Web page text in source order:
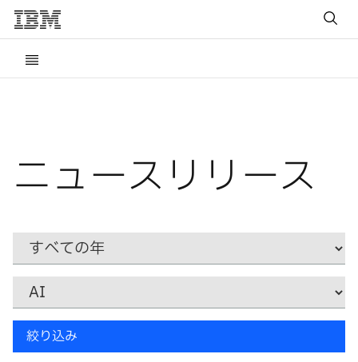
ニュースリリース
Year
カ
ゴ
リ
キ
ワ
絞り込み